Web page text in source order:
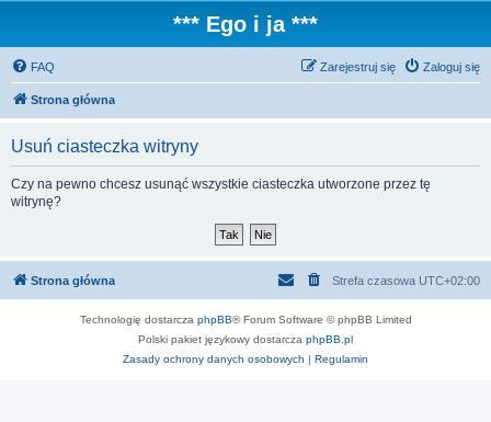
*** Ego i ja ***
FAQ Zaloguj się
Zarejestruj się
Strona główna
Usuń ciasteczka witryny
Czy na pewno chcesz usunąć wszystkie ciasteczka utworzone przez tę
witrynę?
Strona główna Strefa czasowa UTC+02:00
Technologię dostarcza phpBB® Forum Software © phpBB Limited
Polski pakiet językowy dostarcza phpBB.pl
Zasady ochrony danych osobowych | Regulamin